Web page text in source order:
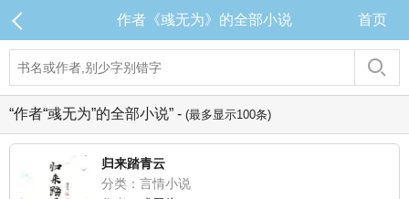
作者《彧无为》的全部小说 首页
“作者“彧无为”的全部小说” - (最多显示100条)
归来踏青云
分类：言情小说